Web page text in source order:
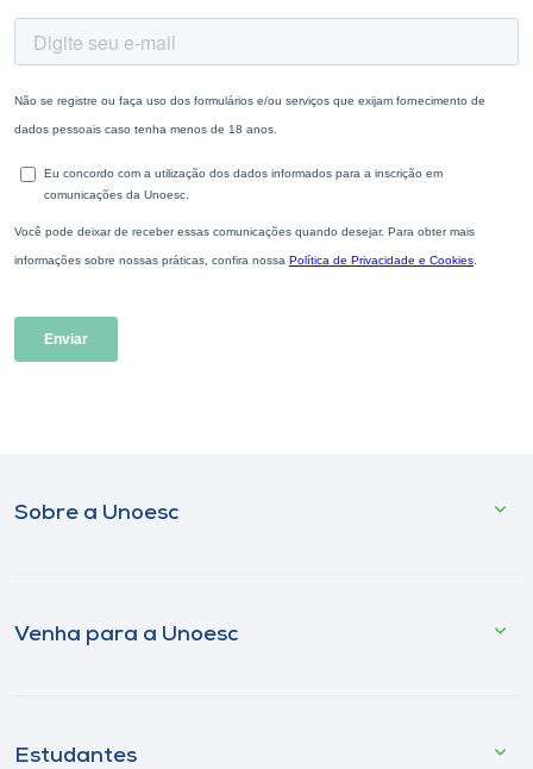
Sobre a Unoesc
Venha para a Unoesc
Estudantes